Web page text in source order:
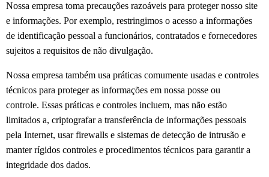
Nossa empresa toma precauções razoáveis ​​para proteger nosso site
e informações. Por exemplo, restringimos o acesso a informações
de identificação pessoal a funcionários, contratados e fornecedores
sujeitos a requisitos de não divulgação.
Nossa empresa também usa práticas comumente usadas e controles
técnicos para proteger as informações em nossa posse ou
controle. Essas práticas e controles incluem, mas não estão
limitados a, criptografar a transferência de informações pessoais
pela Internet, usar firewalls e sistemas de detecção de intrusão e
manter rígidos controles e procedimentos técnicos para garantir a
integridade dos dados.